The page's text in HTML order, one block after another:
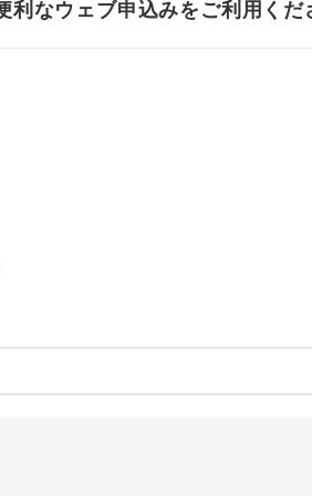
利なウェブ申込みをご利用くだ
るホテルを指定したコースです。